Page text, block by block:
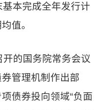
本完成全年发行计
值。
的国务院常务会议
管理机制作出部
债券投向领域“负面